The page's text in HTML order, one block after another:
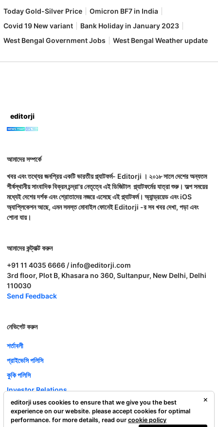
Today Gold-Silver Price
Omicron BF7 in India
Covid 19 New variant
Bank Holiday in January 2023
West Bengal Government Jobs
West Bengal Weather update
editorji
আমাদের সম্পর্কে
খবর এবং তথ্যের জনপ্রিয় একটি ভারতীয় প্ল্যাটফর্ম- Editorji । ২০১৮ সালে দেশের অন্যতম
শীর্ষস্থানীয় সাংবাদিক বিক্রম চন্দ্রা'র নেতৃত্বে এই ডিজিটাল প্ল্যাটফর্মের যাত্রা শুরু। অল্প সময়ের
মধ্যেই দেশের দর্শক এবং শ্রোতাদের নজরে এসেছে এই প্ল্যাটফর্ম। অ্যান্ড্রয়েড এবং iOS
অ্যাপ্লিকেশন আছে, এমন সমস্ত মোবাইল ফোনেই Editorji -র সব খবর দেখা, পড়া এবং
শোনা যায়।
আমাদের কন্ট্যাক্ট করুন
+91 11 4035 6666 / info@editorji.com
3rd floor, Plot B, Khasara no 360, Sultanpur, New Delhi, Delhi
110030
Send Feedback
নেভিগেট করুন
শর্তাবলী
প্রাইভেসি পলিসি
কুকি পলিসি
Investor Relations
ক্যারিয়ার
Complaint Redressal
editorji uses cookies to ensure that we give you the best
experience on our website. please accept cookies for optimal
performance. for more details, read our cookie policy